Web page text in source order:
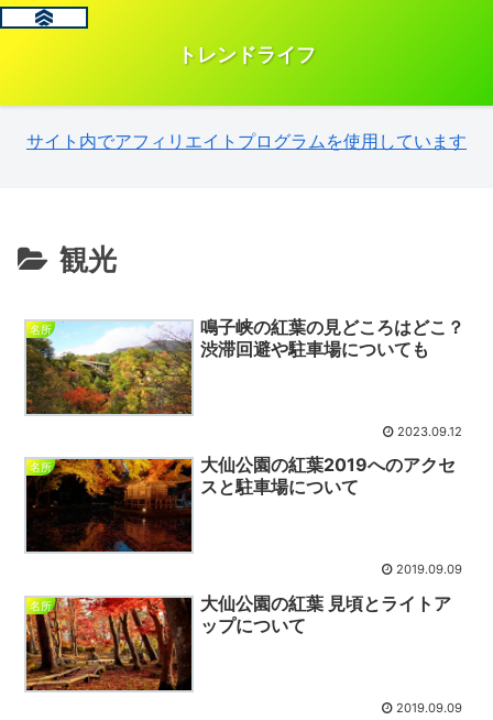
トレンドライフ
サイト内でアフィリエイトプログラムを使用しています
観光
名所
鳴子峡の紅葉の見どころはどこ？
渋滞回避や駐車場についても
2023.09.12
名所
大仙公園の紅葉2019へのアクセ
スと駐車場について
2019.09.09
名所
大仙公園の紅葉 見頃とライトア
ップについて
2019.09.09